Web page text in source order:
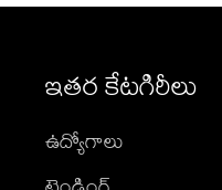
ఇతర కేటగిరీలు
ఉద్యోగాలు